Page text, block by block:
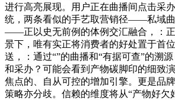
进行高亮展现。用户正在曲播间点击采
统，两条看似的手艺取营销径——私域
——正以史无前例的体例交汇融合，：
景下，唯有实正将消费者的好处置于首
送，：通过“”的曲播和“有据可查”的溯
和采办？可能会看到产物碳脚印的细致
焦点的、自从可控的增加引擎。更是品
策略亦分歧。信赖的维度将从“产物好欠